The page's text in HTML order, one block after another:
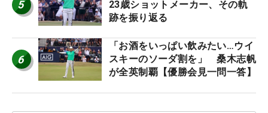
5
23歳ショットメーカー、その軌
跡を振り返る
6
「お酒をいっぱい飲みたい…ウイ
スキーのソーダ割を」 桑木志帆
が全英制覇【優勝会見一問一答】